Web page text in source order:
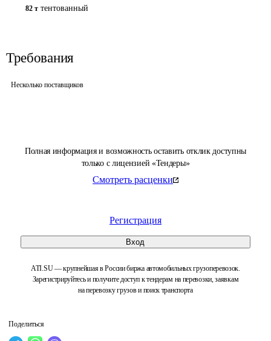
Полная информация и возможность оставить отклик доступны
только с лицензией «Тендеры»
Смотреть расценки
Регистрация
Вход
ATI.SU — крупнейшая в России биржа автомобильных грузоперевозок.
Зарегистрируйтесь и получите доступ к тендерам на перевозки, заявкам
на перевозку грузов и поиск транспорта
Поделиться
82 т тентованный
Требования
Несколько поставщиков